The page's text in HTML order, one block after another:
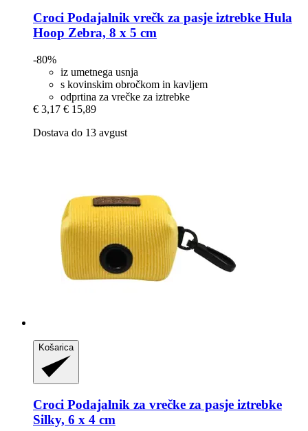
Croci Podajalnik vrečk za pasje iztrebke Hula
Hoop Zebra, 8 x 5 cm
-80%
iz umetnega usnja
s kovinskim obročkom in kavljem
odprtina za vrečke za iztrebke
€ 3,17 € 15,89
Dostava do 13 avgust
Košarica
Croci Podajalnik za vrečke za pasje iztrebke
Silky, 6 x 4 cm